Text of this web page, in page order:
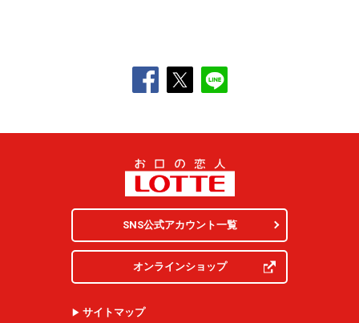
SNS公式アカウント一覧
オンラインショップ
サイトマップ